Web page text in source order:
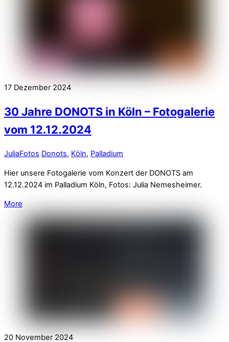
17 Dezember 2024
30 Jahre DONOTS in Köln – Fotogalerie
vom 12.12.2024
JuliaFotos Donots, Köln, Palladium
Hier unsere Fotogalerie vom Konzert der DONOTS am
12.12.2024 im Palladium Köln, Fotos: Julia Nemesheimer.
More
20 November 2024